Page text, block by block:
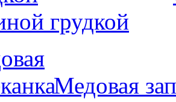
грудкой
Медовая